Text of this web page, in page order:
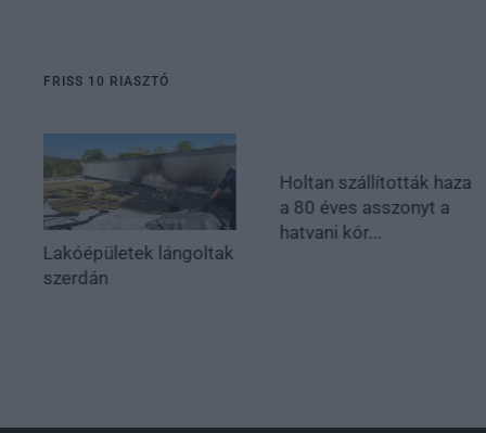
FRISS 10 RIASZTÓ
Lakóépületek lángoltak
szerdán
Holtan szállították haza
a 80 éves asszonyt a
hatvani kór...